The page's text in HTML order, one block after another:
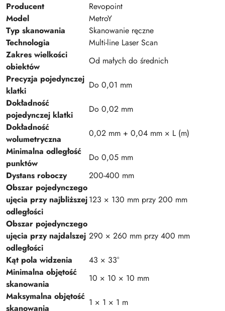
Producent
Revopoint
Model
MetroY
Typ skanowania
Skanowanie ręczne
Technologia
Multi-line Laser Scan
Zakres wielkości
obiektów
Od małych do średnich
Precyzja pojedynczej
klatki
Do 0,01 mm
Dokładność
pojedynczej klatki
Do 0,02 mm
Dokładność
wolumetryczna
0,02 mm + 0,04 mm × L (m)
Minimalna odległość
punktów
Do 0,05 mm
Dystans roboczy
200-400 mm
Obszar pojedynczego
ujęcia przy najbliższej
odległości
123 × 130 mm przy 200 mm
Obszar pojedynczego
ujęcia przy najdalszej
odległości
290 × 260 mm przy 400 mm
Kąt pola widzenia
43 × 33°
Minimalna objętość
skanowania
10 × 10 × 10 mm
Maksymalna objętość
skanowania
1 × 1 × 1 m